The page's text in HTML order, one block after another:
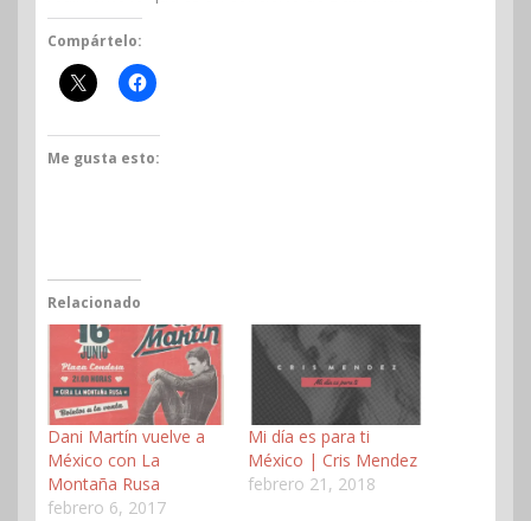
Compártelo:
Me gusta esto:
Relacionado
Dani Martín vuelve a
México con La
Montaña Rusa
febrero 6, 2017
Mi día es para ti
México | Cris Mendez
febrero 21, 2018